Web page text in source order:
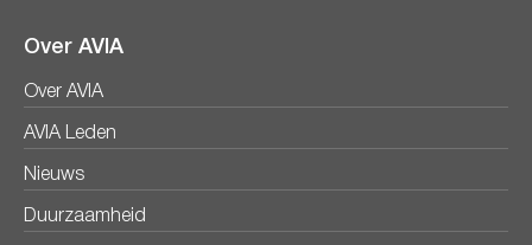
Over AVIA
Over AVIA
AVIA Leden
Nieuws
Duurzaamheid